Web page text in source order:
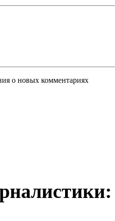
о новых комментариях